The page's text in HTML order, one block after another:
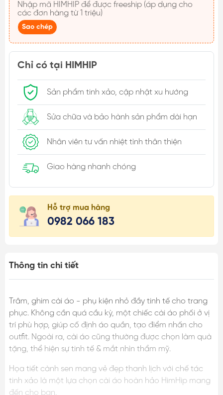
Nhập mã HIMHIP
các đơn hàng từ 1 triệu)
Sao chép
Chỉ có tại HIMHIP
Sản phẩm tinh xảo, cập nhật xu hướng
Sửa chữa và bảo hành sản phẩm dài hạn
Nhân viên tư vấn nhiệt tình thân thiện
Giao hàng nhanh chóng
Hỗ trợ mua hàng
0982 066 183
Thông tin chi tiết
Trâm, ghim cài áo - phụ kiện nhỏ đầy tinh tế cho trang
phục. Không cần quá cầu kỳ, một chiếc cài áo phối ở vị
trí phù hợp, giúp cố định áo quần, tạo điểm nhấn cho
outfit. Ngoài ra, cài áo cũng thường được chọn làm quà
tặng, thể hiện sự tinh tế & mắt nhìn thẩm mỹ.
Họa tiết cành sen mang vẻ đẹp thanh lịch với chế tác
tinh xảo là một lựa chọn cài áo hoàn hảo HimHip mang
đến cho bạn.